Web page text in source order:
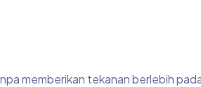
memberikan tekanan berlebih